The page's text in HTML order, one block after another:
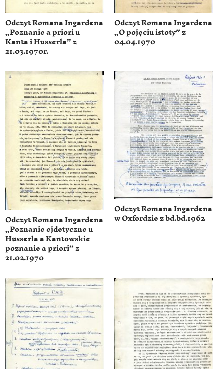
Odczyt Romana Ingardena
„Poznanie a priori u
Kanta i Husserla” z
21.03.1970r.
Odczyt Romana Ingardena
„O pojęciu istoty” z
04.04.1970
Odczyt Romana Ingardena
„Poznanie ejdetyczne u
Husserla a Kantowskie
poznanie a priori” z
21.02.1970
Odczyt Romana Ingardena
w Oxfordzie z bd.bd.1962